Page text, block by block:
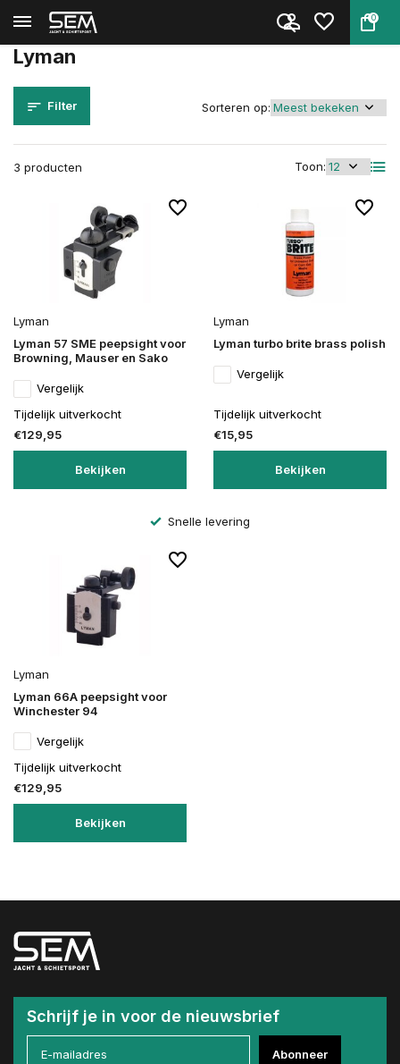
0
Terug Home
Lyman
Filter
3 producten Toon:
Sorteren op:
Lyman
Lyman 57 SME peepsight voor
Browning, Mauser en Sako
Vergelijk
Tijdelijk uitverkocht
€129,95
Bekijken
Lyman
Lyman turbo brite brass polish
Vergelijk
Tijdelijk uitverkocht
€15,95
Bekijken
Snelle levering
Lyman
Lyman 66A peepsight voor
Winchester 94
Vergelijk
Tijdelijk uitverkocht
€129,95
Bekijken
Schrijf je in voor de nieuwsbrief
Abonneer